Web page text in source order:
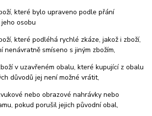
které bylo upraveno podle přání
osobu
které podléhá rychlé zkáze, jakož i zboží,
nenávratně smíseno s jiným zbožím,
v uzavřeném obalu, které kupující z obalu
důvodů jej není možné vrátit,
nebo obrazové nahrávky nebo
pokud porušil jejich původní obal,